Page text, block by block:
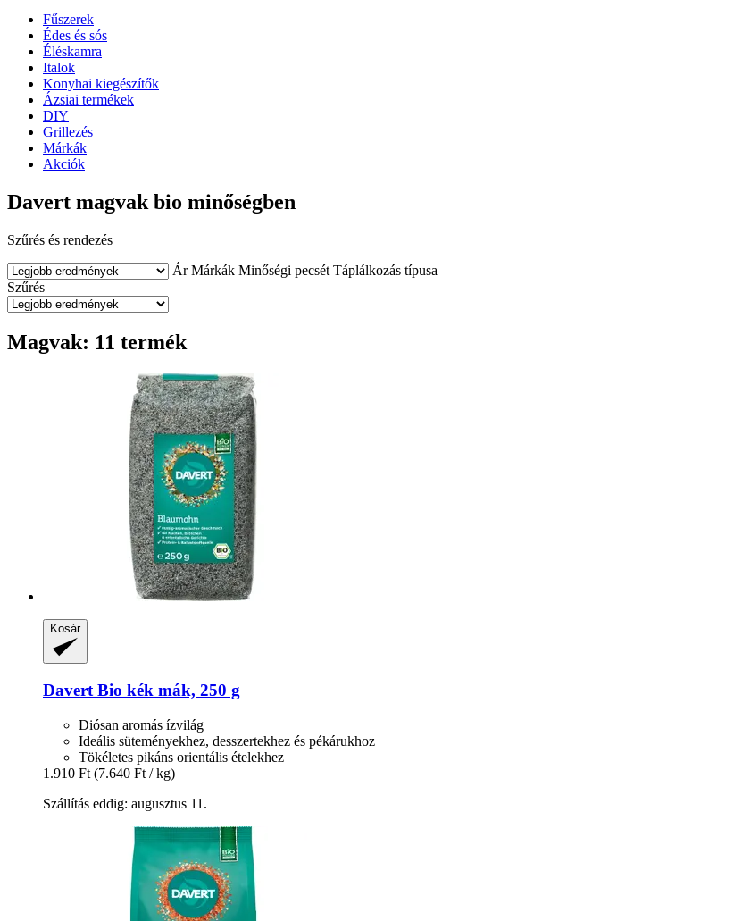
Fűszerek
Édes és sós
Éléskamra
Italok
Konyhai kiegészítők
Ázsiai termékek
DIY
Grillezés
Márkák
Akciók
Davert magvak bio minőségben
Szűrés és rendezés
Ár Márkák Minőségi pecsét Táplálkozás típusa
Szűrés
Magvak: 11 termék
Kosár
Davert Bio kék mák, 250 g
Diósan aromás ízvilág
Ideális süteményekhez, desszertekhez és pékárukhoz
Tökéletes pikáns orientális ételekhez
1.910 Ft (7.640 Ft / kg)
Szállítás eddig: augusztus 11.